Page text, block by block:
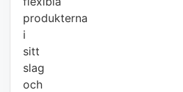
produkterna
i
sitt
slag
och